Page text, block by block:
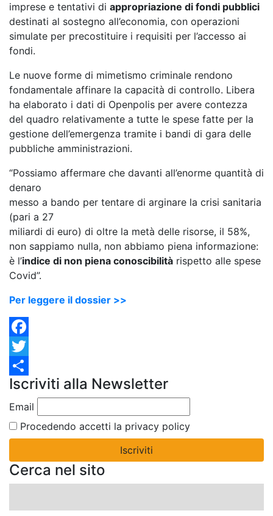
imprese e tentativi di appropriazione di fondi pubblici
destinati al sostegno all’economia, con operazioni
simulate per precostituire i requisiti per l’accesso ai
fondi.
Le nuove forme di mimetismo criminale rendono
fondamentale affinare la capacità di controllo. Libera
ha elaborato i dati di Openpolis per avere contezza
del quadro relativamente a tutte le spese fatte per la
gestione dell’emergenza tramite i bandi di gara delle
pubbliche amministrazioni.
“Possiamo affermare che davanti all’enorme quantità di
denaro
messo a bando per tentare di arginare la crisi sanitaria
(pari a 27
miliardi di euro) di oltre la metà delle risorse, il 58%,
non sappiamo nulla, non abbiamo piena informazione:
è l’indice di non piena conoscibilità rispetto alle spese
Covid”.
Per leggere il dossier >>
Facebook
Twitter
Condividi
Iscriviti alla Newsletter
Email
Procedendo accetti la privacy policy
Cerca nel sito